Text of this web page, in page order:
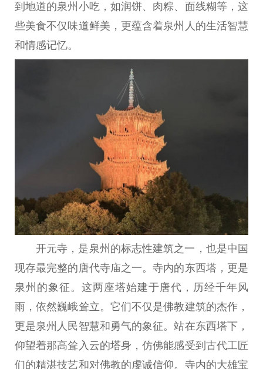
到地道的泉州小吃，如润饼、肉粽、面线糊等，这
些美食不仅味道鲜美，更蕴含着泉州人的生活智慧
和情感记忆。
开元寺，是泉州的标志性建筑之一，也是中国
现存最完整的唐代寺庙之一。寺内的东西塔，更是
泉州的象征。这两座塔始建于唐代，历经千年风
雨，依然巍峨耸立。它们不仅是佛教建筑的杰作，
更是泉州人民智慧和勇气的象征。站在东西塔下，
仰望着那高耸入云的塔身，仿佛能感受到古代工匠
们的精湛技艺和对佛教的虔诚信仰。寺内的大雄宝